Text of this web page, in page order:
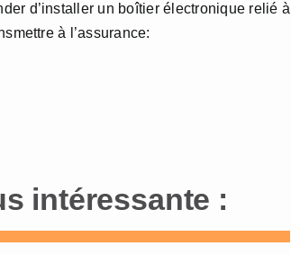
d’installer un boîtier électronique relié à
à l’assurance:
intéressante :